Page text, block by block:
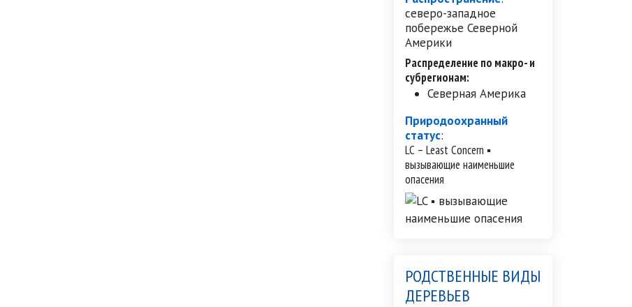
северо-западное
побережье Северной
Америки
Распределение по макро- и
субрегионам:
Северная Америка
Природоохранный
статус:
LC – Least Concern ▪
вызывающие наименьшие
опасения
РОДСТВЕННЫЕ ВИДЫ
ДЕРЕВЬЕВ